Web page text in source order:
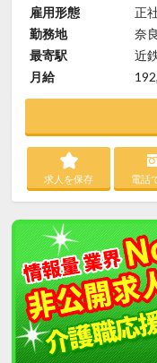
雇用形態
正
勤務地
奈
最寄駅
近
月給
求人を保存 電話